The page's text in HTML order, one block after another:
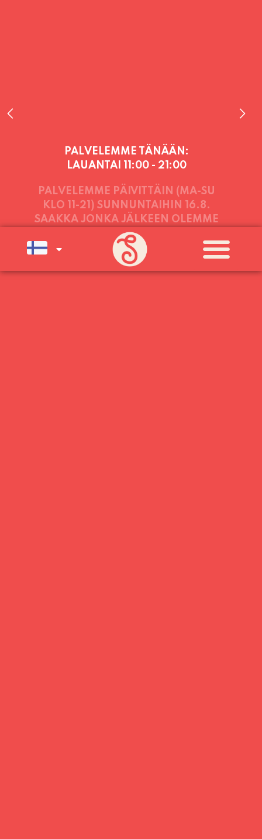
PALVELEMME TÄNÄÄN:
LAUANTAI 11:00 - 21:00
PALVELEMME PÄIVITTÄIN (MA-SU
KLO 11-21) SUNNUNTAIHIN 16.8.
SAAKKA JONKA JÄLKEEN OLEMME
AVOINNA VIIKONLOPPUISIN (PE-
SU) ELOKUUN LOPPUUN ASTI
LÄMPIMÄSTI TERVETULOA!